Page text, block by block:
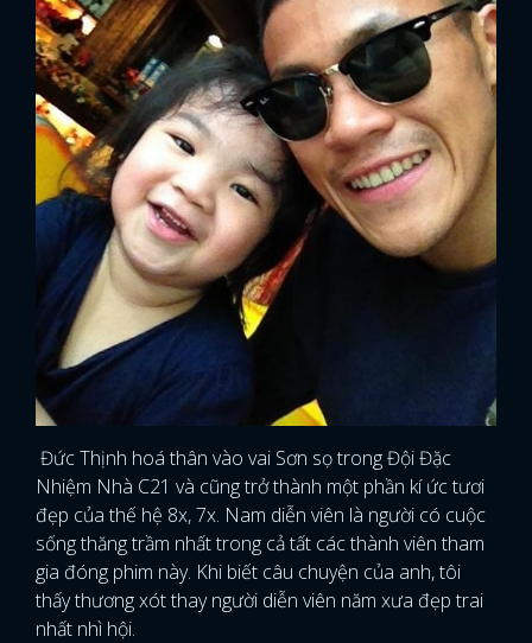
Đức Thịnh hoá thân vào vai Sơn sọ trong Đội Đặc
Nhiệm Nhà C21 và cũng trở thành một phần kí ức tươi
đẹp của thế hệ 8x, 7x. Nam diễn viên là người có cuộc
sống thăng trầm nhất trong cả tất các thành viên tham
gia đóng phim này. Khi biết câu chuyện của anh, tôi
thấy thương xót thay người diễn viên năm xưa đẹp trai
nhất nhì hội.